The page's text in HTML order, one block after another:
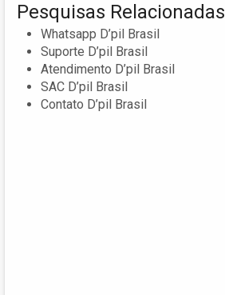
Pesquisas Relacionadas
Whatsapp D’pil Brasil
Suporte D’pil Brasil
Atendimento D’pil Brasil
SAC D’pil Brasil
Contato D’pil Brasil